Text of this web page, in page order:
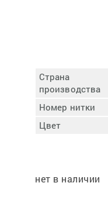
Страна
производства
Номер нитки
Цвет
нет в наличии